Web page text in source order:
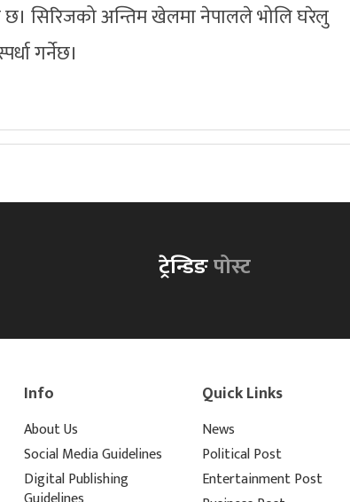
छ। सिरिजको अन्तिम खेलमा नेपालले भोलि घरेलु
गर्नेछ।
ट्रेन्डिङपोस्ट
Info
About Us
Social Media Guidelines
Digital Publishing
Quick Links
News
Political Post
Entertainment Post